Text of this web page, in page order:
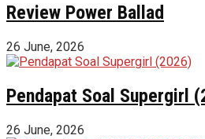
Review Power Ballad
26 June, 2026
Pendapat Soal Supergirl
26 June, 2026